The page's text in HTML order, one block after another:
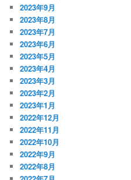
2023年9月
2023年8月
2023年7月
2023年6月
2023年5月
2023年4月
2023年3月
2023年2月
2023年1月
2022年12月
2022年11月
2022年10月
2022年9月
2022年8月